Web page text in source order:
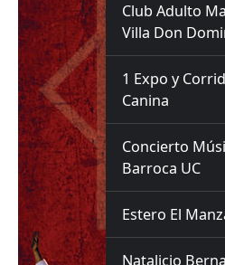
Club Adulto
Villa Don
1 Expo y
Canina
Concierto
Barroca UC
Estero El
Natalicio